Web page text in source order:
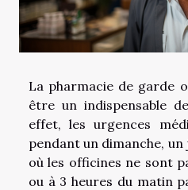
La pharmacie de garde
être un indispensable
effet, les urgences
pendant un dimanche,
où les officines ne sont
ou à 3 heures du matin